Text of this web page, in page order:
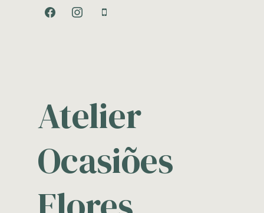
facebookinstagrammobile
Atelier
Ocasiões